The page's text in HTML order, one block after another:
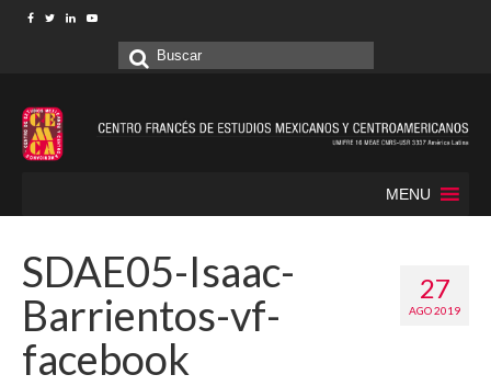
Buscar
MENU
27
AGO 2019
SDAE05-Isaac-
Barrientos-vf-
facebook